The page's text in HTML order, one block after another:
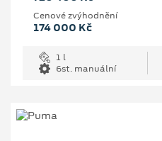
Cenové zvýhodnění
174 000 Kč
1 l
6st. manuální